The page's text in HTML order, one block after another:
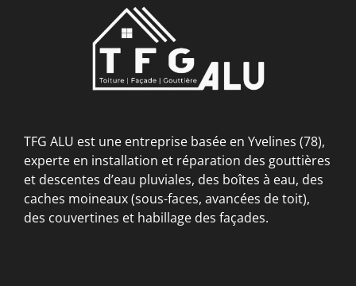
TFG ALU est une entreprise basée en Yvelines (78),
experte en installation et réparation des gouttières
et descentes d’eau pluviales, des boîtes à eau, des
caches moineaux (sous-faces, avancées de toit),
des couvertines et habillage des façades.